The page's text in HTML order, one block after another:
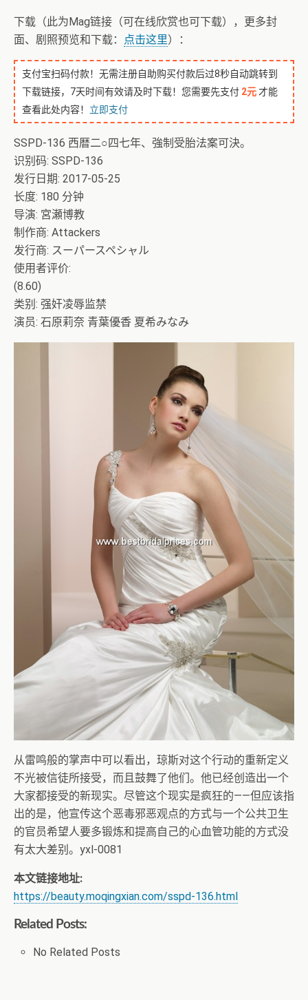
下载（此为Mag链接（可在线欣赏也可下载），更多封
面、剧照预览和下载：
点击这里）：
支付宝扫码付款！无需注册自助购买付款后过8秒自动跳转到
下载链接，7天时间有效请及时下载！您需要先支付 2元 才能
查看此处内容！ 立即支付
SSPD-136 西暦二○四七年、強制受胎法案可決。
识别码: SSPD-136
发行日期: 2017-05-25
长度: 180 分钟
导演: 宮瀬博教
制作商: Attackers
发行商: スーパースペシャル
使用者评价:
(8.60)
类别: 强奸凌辱监禁
演员: 石原莉奈 青葉優香 夏希みなみ
从雷鸣般的掌声中可以看出，琼斯对这个行动的重新定义
不光被信徒所接受，而且鼓舞了他们。他已经创造出一个
大家都接受的新现实。尽管这个现实是疯狂的——但应该指
出的是，他宣传这个恶毒邪恶观点的方式与一个公共卫生
的官员希望人要多锻炼和提高自己的心血管功能的方式没
有太大差别。yxl-0081
本文链接地址:
https://beauty.moqingxian.com/sspd-136.html
Related Posts:
No Related Posts